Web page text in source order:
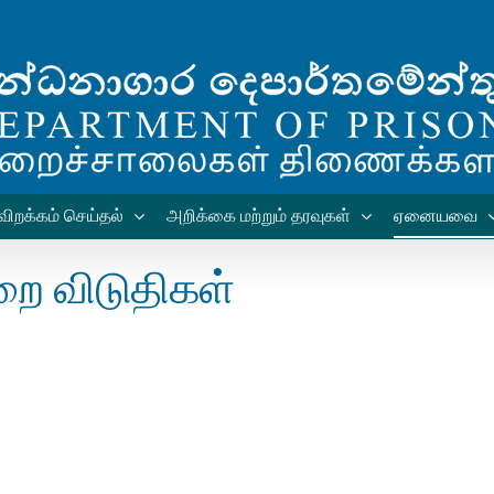
செய்தல் அறிக்கை மற்றும் தரவுகள் ஏனையவை
விடுதிகள்